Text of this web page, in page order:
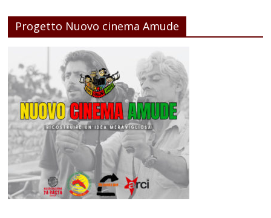
Progetto Nuovo cinema Amude